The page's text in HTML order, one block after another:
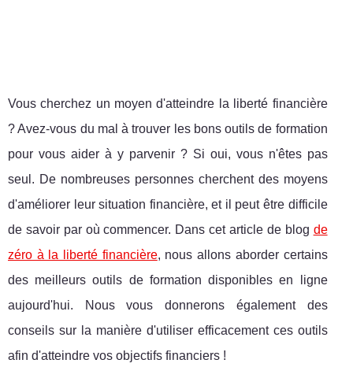
Vous cherchez un moyen d'atteindre la liberté financière
? Avez-vous du mal à trouver les bons outils de formation
pour vous aider à y parvenir ? Si oui, vous n'êtes pas
seul. De nombreuses personnes cherchent des moyens
d'améliorer leur situation financière, et il peut être difficile
de savoir par où commencer. Dans cet article de blog de
zéro à la liberté financière, nous allons aborder certains
des meilleurs outils de formation disponibles en ligne
aujourd'hui. Nous vous donnerons également des
conseils sur la manière d'utiliser efficacement ces outils
afin d'atteindre vos objectifs financiers !